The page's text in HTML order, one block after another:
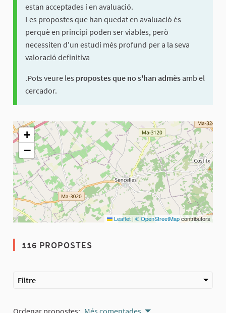
estan acceptades i en avaluació.
Les propostes que han quedat en avaluació és
perquè en principi poden ser viables, però
necessiten d'un estudi més profund per a la seva
valoració definitiva
.Pots veure les propostes que no s'han admès amb el
cercador.
El següent element és un mapa que presenta els
+
−
Leaflet | © OpenStreetMapcontributors
116 PROPOSTES
Filtre